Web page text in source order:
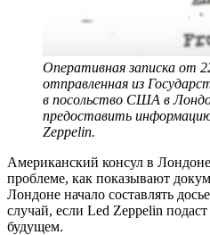
Оперативная записка от
отправленная из
в посольство США в
предоставить
Zeppelin.
Американский консул в
проблеме, как показывают
Лондоне начало составлять
случай, если Led Zeppelin
будущем.